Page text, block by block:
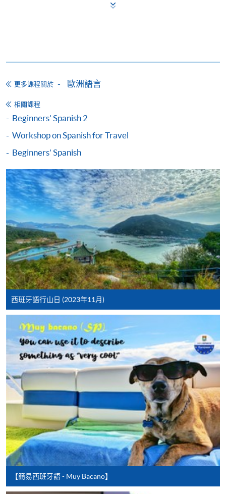
*香港大學專業進修學院Mastercard卡
月免息分期付款優惠，必須親臨本學院設有報名服務的教
學中心作付款安排。
申請/報讀指南 :
-個別學歷頒授課程
報讀同一學歷頒授課程內其他單元
個別課程為須報讀同一學歷頒授課程及其他單元或繳
交下期學費的學員，提供網上服務，如學員就讀的課
程設有此服務，課程負責人會通知學員有關程序。
網上支付可通過「繳費靈」(PPS) (不適用於手機)、
VISA 或 Mastercard、「微信支付」(Online WeChat
Pay) 、「支付寶」(Online Alipay) 或 「轉數快」(FPS)
繳付學費。
親身報名/郵遞
報讀新課程
凡以「先到先得」為取錄方式的課程，請填妥
SF26報名表，親往報名中心或以郵遞方式連同學
費以及所需證明文件呈交。
[下載報名表SF26]
更多課程關於 歐洲語言
相關課程
Beginners' Spanish 2
Workshop on Spanish for Travel
Beginners' Spanish
西班牙語行山日 (2023年11月)
【簡易西班牙語 - Muy Bacano】